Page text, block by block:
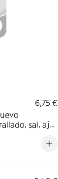
6,75 €
sal, ajo,